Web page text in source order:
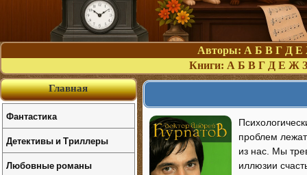
Авторы: А Б В Г Д Е
Книги: А Б В Г Д Е Ж З
проблем
из нас. Мы
иллюзии
Главная
Фантастика
Детективы и Триллеры
Любовные романы